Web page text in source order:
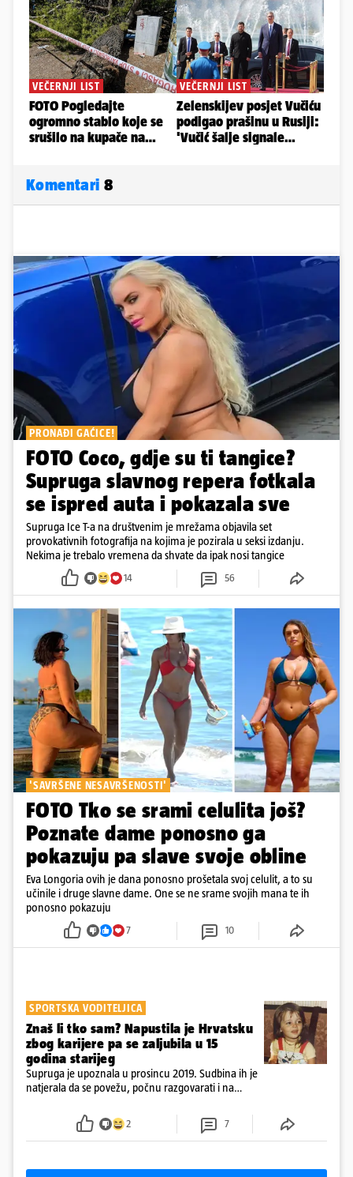
Komentari 8
PRONAĐI GAĆICE!
FOTO Coco, gdje su ti tangice?
Supruga slavnog repera fotkala
se ispred auta i pokazala sve
Supruga Ice T-a na društvenim je mrežama objavila set
provokativnih fotografija na kojima je pozirala u seksi izdanju.
Nekima je trebalo vremena da shvate da ipak nosi tangice
14 56
'SAVRŠENE NESAVRŠENOSTI'
FOTO Tko se srami celulita još?
Poznate dame ponosno ga
pokazuju pa slave svoje obline
Eva Longoria ovih je dana ponosno prošetala svoj celulit, a to su
učinile i druge slavne dame. One se ne srame svojih mana te ih
ponosno pokazuju
7 10
SPORTSKA VODITELJICA
Znaš li tko sam? Napustila je Hrvatsku
zbog karijere pa se zaljubila u 15
godina starijeg
Supruga je upoznala u prosincu 2019. Sudbina ih je
natjerala da se povežu, počnu razgovarati i na
2 7